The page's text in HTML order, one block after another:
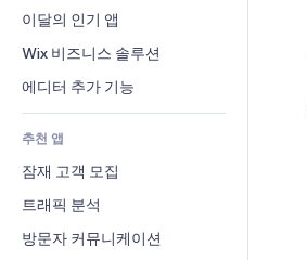
식품 및 음료
파일 공유
소식
버튼 & 메뉴
배너 및 배지
계산기
검색
일기예보
차트 및 표
메모
전화번호
커뮤니티
평가와 후기
CRM
이달의 인기 앱
Wix 비즈니스 솔루션
에디터 추가 기능
추천 앱
잠재 고객 모집
트래픽 분석
방문자 커뮤니케이션